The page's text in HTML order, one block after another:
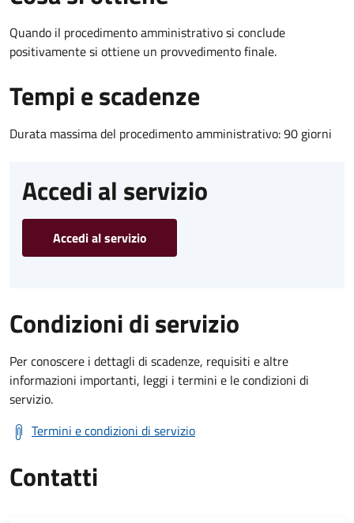
Quando il procedimento amministrativo si conclude
positivamente si ottiene un provvedimento finale.
Tempi e scadenze
Durata massima del procedimento amministrativo: 90 giorni
Accedi al servizio
Accedi al servizio
Condizioni di servizio
Per conoscere i dettagli di scadenze, requisiti e altre
informazioni importanti, leggi i termini e le condizioni di
servizio.
Termini e condizioni di servizio
Contatti